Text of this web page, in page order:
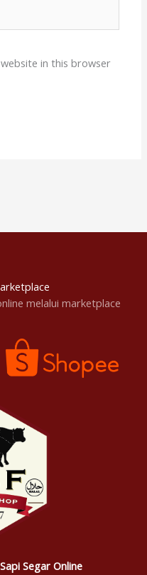
in this browser
melalui marketplace
Segar Online